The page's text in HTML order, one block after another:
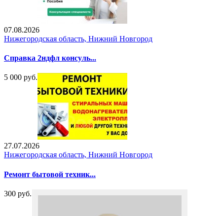
07.08.2026
Нижегородская область, Нижний Новгород
Справка 2ндфл консуль...
5 000 руб.
27.07.2026
Нижегородская область, Нижний Новгород
Ремонт бытовой техник...
300 руб.